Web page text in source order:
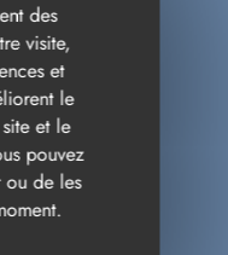
des
visite,
et
le
et le
pouvez
ou de les